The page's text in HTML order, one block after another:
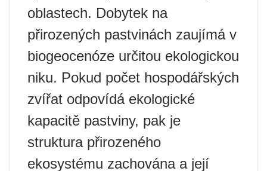
oblastech. Dobytek na
přirozených pastvinách zaujímá v
biogeocenóze určitou ekologickou
niku. Pokud počet hospodářských
zvířat odpovídá ekologické
kapacitě pastviny, pak je
struktura přirozeného
ekosystému zachována a její